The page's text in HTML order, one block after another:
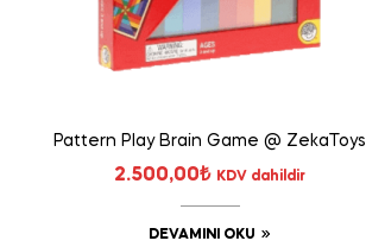
Pattern Play Brain Game @ ZekaToys
2.500,00₺ KDV dahildir
DEVAMINI OKU